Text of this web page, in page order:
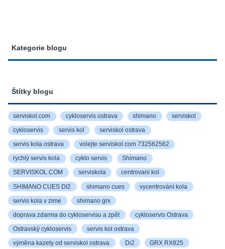
Kategorie blogu
Štítky blogu
serviskol.com cykloservis ostrava shimano serviskol
cykloservis servis kol serviskol ostrava
servis kola ostrava volejte serviskol.com 732562562
rychlý servis kola cyklo servis Shimano
SERVISKOL.COM serviskola centrovani kol
SHIMANO CUES DI2 shimano cues vycentrování kola
servis kola v zime shimano grx
doprava zdarma do cykloservisu a zpět cykloservis Ostrava
Ostravský cykloservis servis kol ostrava
výměna kazety od serviskol ostrava Di2 GRX RX825